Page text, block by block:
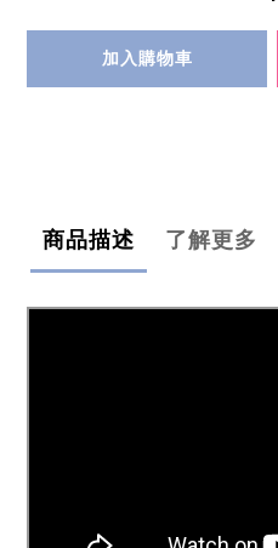
加入購物車
商品描述 了解更多